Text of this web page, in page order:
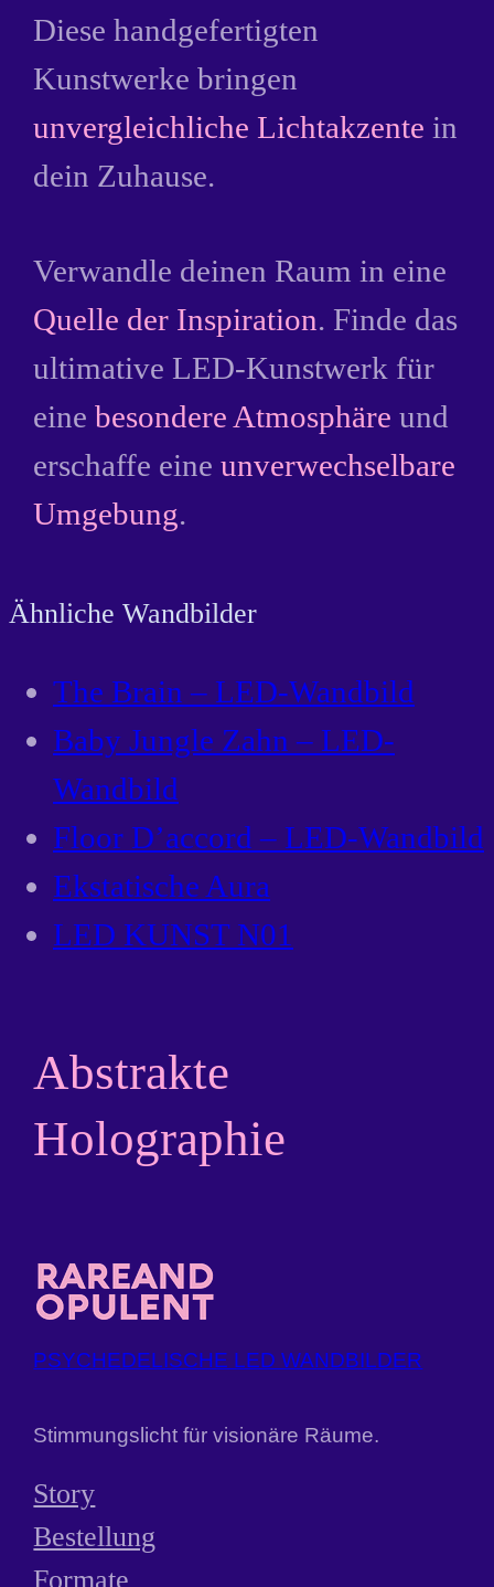
Diese handgefertigten
Kunstwerke bringen
unvergleichliche Lichtakzente in
dein Zuhause.
Verwandle deinen Raum in eine
Quelle der Inspiration. Finde das
ultimative LED-Kunstwerk für
einebesondere Atmosphäre und
erschaffe eineunverwechselbare
Umgebung.
Ähnliche Wandbilder
The Brain – LED-Wandbild
Baby Jungle Zahn – LED-
Wandbild
Floor D’accord – LED-Wandbild
Ekstatische Aura
LED KUNST N01
Abstrakte
Holographie
PSYCHEDELISCHE LED WANDBILDER
Stimmungslicht für visionäre Räume.
Story
Bestellung
Formate